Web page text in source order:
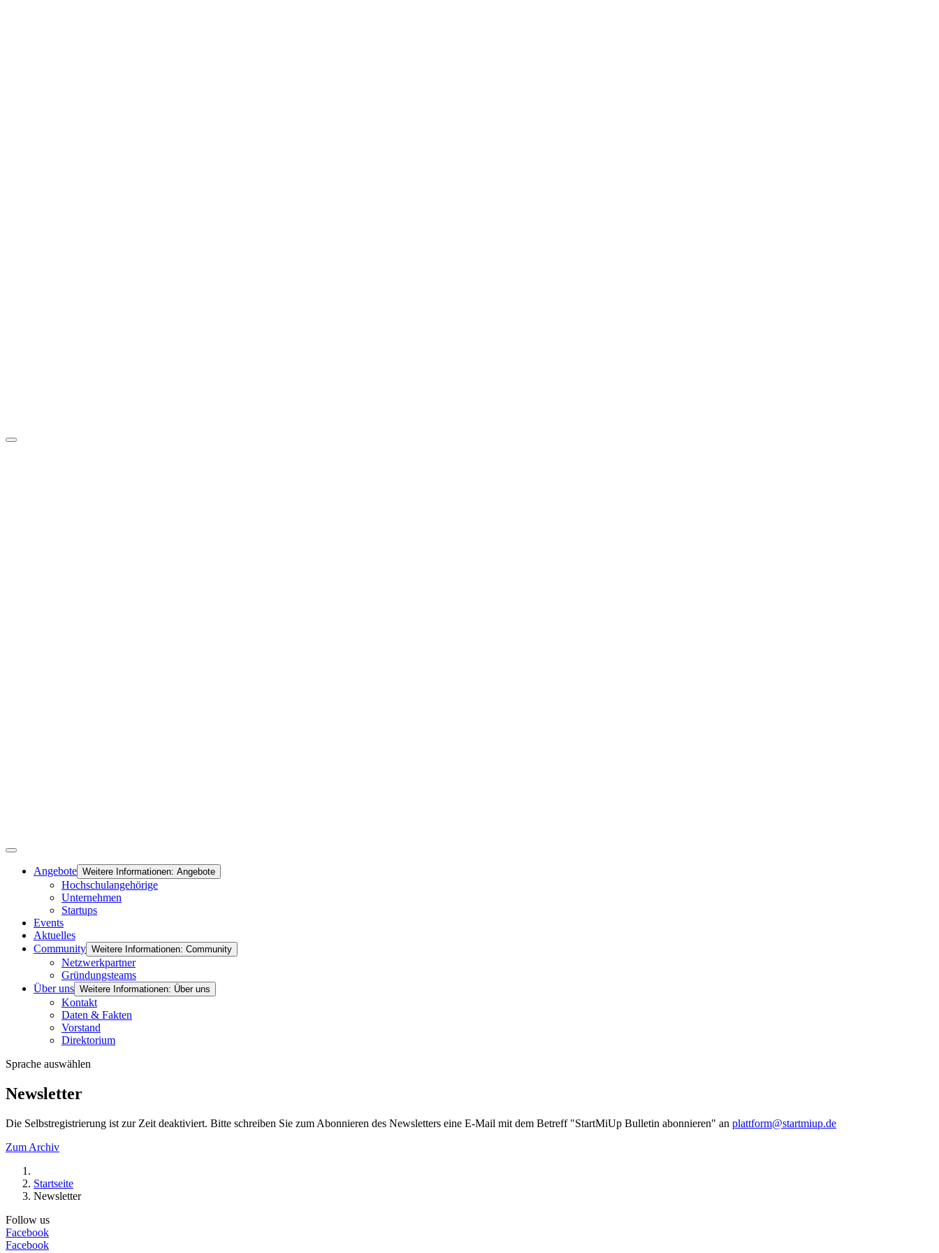
Angebote Weitere Informationen: Angebote
Hochschulangehörige
Unternehmen
Startups
Events
Aktuelles
Community Weitere Informationen: Community
Netzwerkpartner
Gründungsteams
Über uns Weitere Informationen: Über uns
Kontakt
Daten & Fakten
Vorstand
Direktorium
Sprache auswählen
Newsletter
Die Selbstregistrierung ist zur Zeit deaktiviert. Bitte schreiben Sie zum Abonnieren des Newsletters eine E-Mail mit dem Betreff "StartMiUp Bulletin abonnieren" an plattform@startmiup.de
Zum Archiv
Startseite
Newsletter
Follow us
Facebook
Facebook